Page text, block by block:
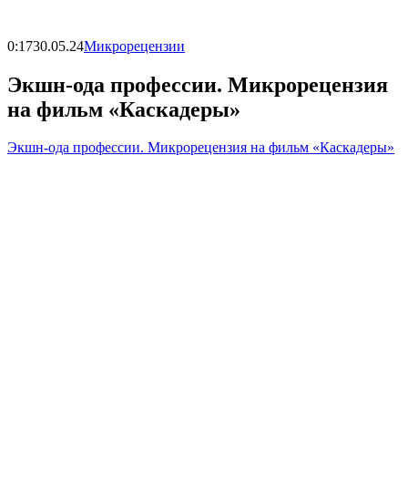
0:1730.05.24Микрорецензии
Экшн-ода профессии. Микрорецензия
на фильм «Каскадеры»
Экшн-ода профессии. Микрорецензия на фильм «Каскадеры»